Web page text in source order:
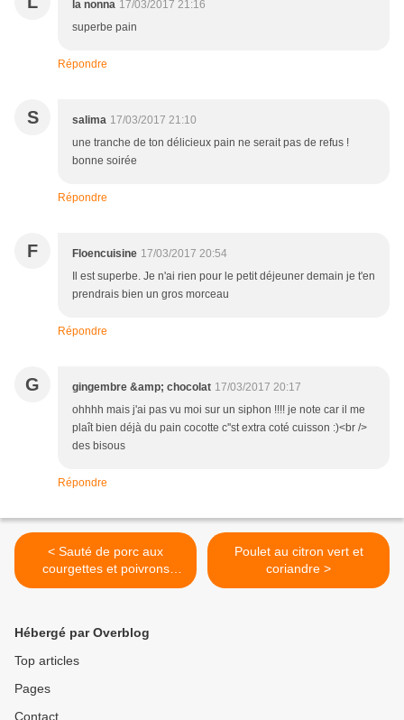
la nonna 17/03/2017 21:16
superbe pain
Répondre
S salima 17/03/2017 21:10
une tranche de ton délicieux pain ne serait pas de refus !
bonne soirée
Répondre
F Floencuisine 17/03/2017 20:54
Il est superbe. Je n'ai rien pour le petit déjeuner demain je t'en
prendrais bien un gros morceau
Répondre
G gingembre &amp; chocolat 17/03/2017 20:17
ohhhh mais j'ai pas vu moi sur un siphon !!!! je note car il me
plaît bien déjà du pain cocotte c''st extra coté cuisson :)<br />
des bisous
Répondre
< Sauté de porc aux
courgettes et poivrons
{Cuisson à l'Omnicuiseur
Poulet au citron vert et
coriandre >
Hébergé par Overblog
Top articles
Pages
Contact